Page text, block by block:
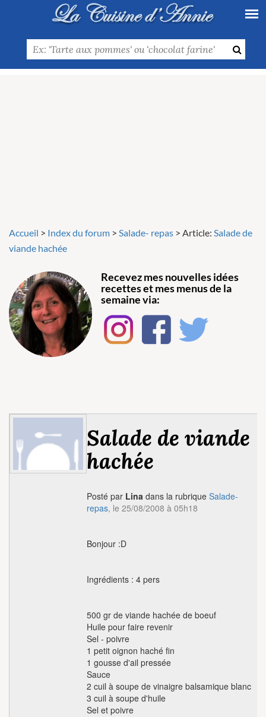
Accueil > Index du forum > Salade- repas > Article: Salade de
viande hachée
Recevez mes nouvelles idées
recettes et mes menus de la
semaine via:
Salade de viande
hachée
Posté par Lina dans la rubrique Salade-
repas, le 25/08/2008 à 05h18
Bonjour :D
Ingrédients : 4 pers
500 gr de viande hachée de boeuf
Huile pour faire revenir
Sel - poivre
1 petit oignon haché fin
1 gousse d'ail pressée
Sauce
2 cuil à soupe de vinaigre balsamique blanc
3 cuil à soupe d'huile
Sel et poivre